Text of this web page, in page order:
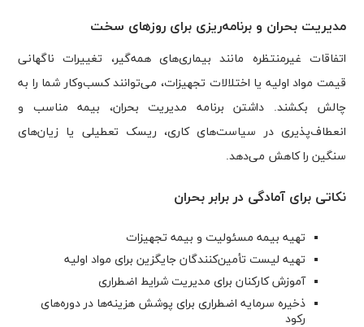
مدیریت بحران و برنامه‌ریزی برای روزهای سخت
اتفاقات غیرمنتظره مانند بیماری‌های همه‌گیر، تغییرات ناگهانی
قیمت مواد اولیه یا اختلالات تجهیزات، می‌توانند کسب‌وکار شما را به
چالش بکشند. داشتن برنامه مدیریت بحران، بیمه مناسب و
انعطاف‌پذیری در سیاست‌های کاری، ریسک تعطیلی یا زیان‌های
سنگین را کاهش می‌دهد.
نکاتی برای آمادگی در برابر بحران
تهیه بیمه مسئولیت و بیمه تجهیزات
تهیه لیست تأمین‌کنندگان جایگزین برای مواد اولیه
آموزش کارکنان برای مدیریت شرایط اضطراری
ذخیره سرمایه اضطراری برای پوشش هزینه‌ها در دوره‌های
رکود